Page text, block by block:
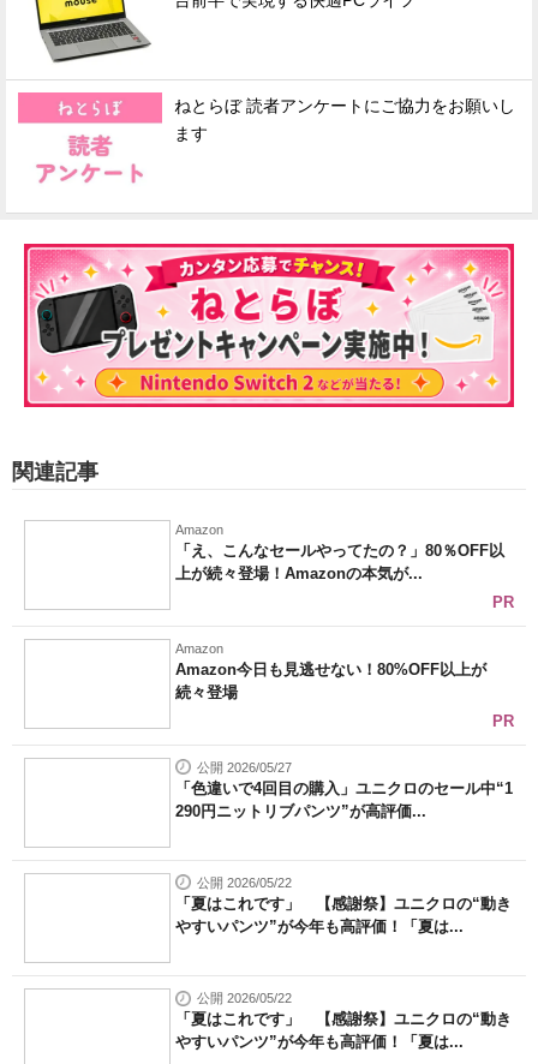
ねとらぼ 読者アンケートにご協力をお願いし
ます
関連記事
Amazon
「え、こんなセールやってたの？」80％OFF以
上が続々登場！Amazonの本気が...
PR
Amazon
Amazon今日も見逃せない！80%OFF以上が
続々登場
PR
公開 2026/05/27
「色違いで4回目の購入」ユニクロのセール中“1
290円ニットリブパンツ”が高評価...
公開 2026/05/22
「夏はこれです」 【感謝祭】ユニクロの“動き
やすいパンツ”が今年も高評価！「夏は...
公開 2026/05/22
「夏はこれです」 【感謝祭】ユニクロの“動き
やすいパンツ”が今年も高評価！「夏は...